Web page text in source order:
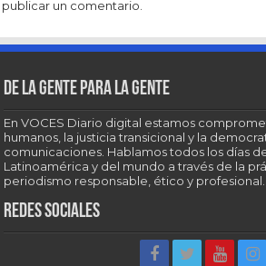
publicar un comentario.
De la gente para la gente
En VOCES Diario digital estamos
humanos, la justicia transicional y la
comunicaciones. Hablamos todos los días
Latinoamérica y del mundo a través de la
periodismo responsable, ético y profesional.
Redes sociales